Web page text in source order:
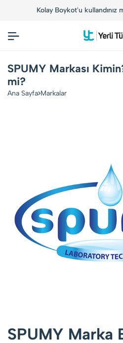
Kolay Boykot'u kullandınız
SPUMY Markası
mi?
Ana Sayfa Markalar
SPUMY Marka